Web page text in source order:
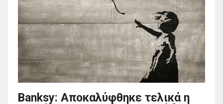
Banksy: Αποκαλύφθηκε τελικά η